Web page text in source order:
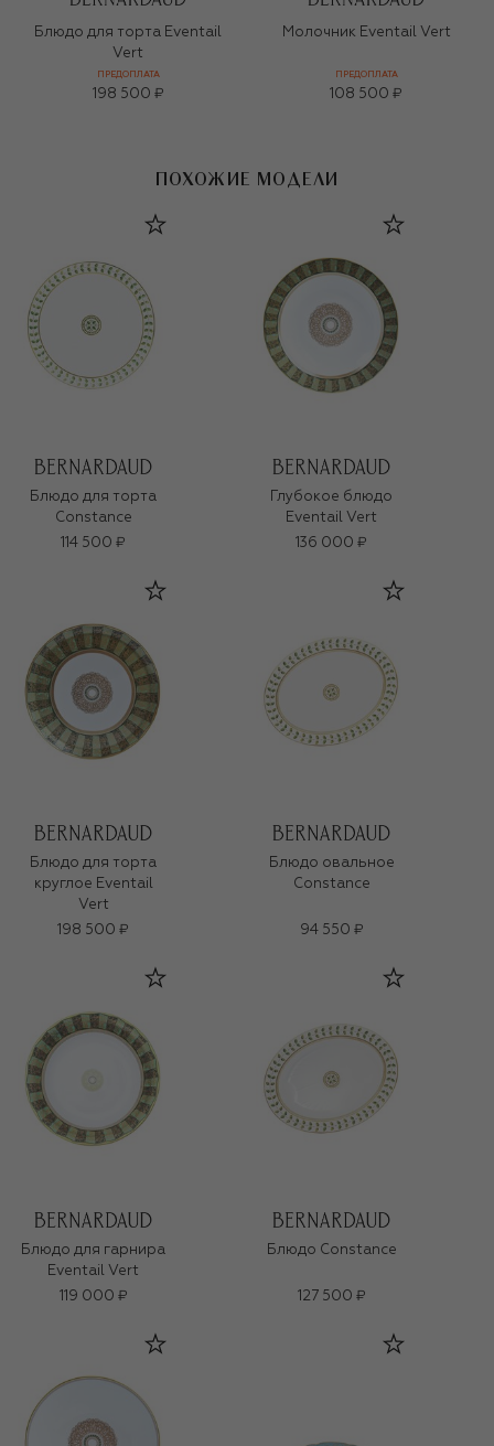
Блюдо для торта Eventail
Vert
ПРЕДОПЛАТА
198 500 ₽
Молочник Eventail Vert
ПРЕДОПЛАТА
108 500 ₽
ПОХОЖИЕ МОДЕЛИ
Блюдо для торта
Constance
114 500 ₽
Глубокое блюдо
Eventail Vert
136 000 ₽
Блюдо для торта
круглое Eventail
Vert
198 500 ₽
Блюдо овальное
Constance
94 550 ₽
Блюдо для гарнира
Eventail Vert
119 000 ₽
Блюдо Constance
127 500 ₽